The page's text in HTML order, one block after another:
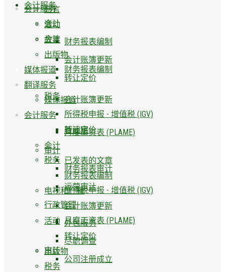
会计服务
会计
财务报表编制
会计账簿更新
转让定价
税务
所得税申报 - 增值税 (IGV)
月度工资表 (PLAME)
审计
活动
出版物
翻译服务
会计服务
会计
财务报表编制
会计账簿更新
转让定价
税务
感言
故事
媒体报道
媒体报道
新闻稿
已发表的文章
电视和广播
活动
出版物
会计服务
会计
财务报表编制
会计账簿更新
转让定价
税务
所得税申报 - 增值税 (IGV)
月度工资表 (PLAME)
审计
财务报表审计
运营审计
行政管理
外包服务
尽职调查
公司注册成立